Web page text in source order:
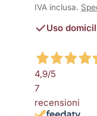
normale
IVA inclusa.
Uso
4,9/5
7
recensioni